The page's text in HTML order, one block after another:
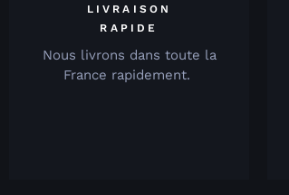
LIVRAISON
RAPIDE
Nous livrons dans toute la
France rapidement.